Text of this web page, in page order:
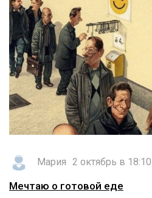
Мария 2 октябрь в 18:10
Мечтаю о готовой еде